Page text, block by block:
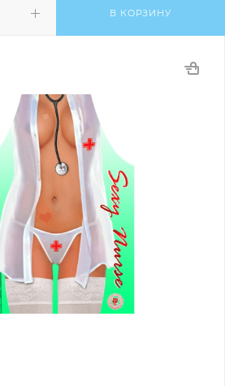
В КОРЗИНУ